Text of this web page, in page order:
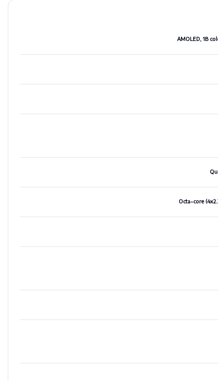
AMOLED, 1B
Octa-core